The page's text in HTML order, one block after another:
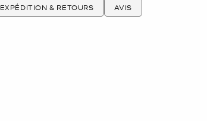
EXPÉDITION & RETOURS AVIS